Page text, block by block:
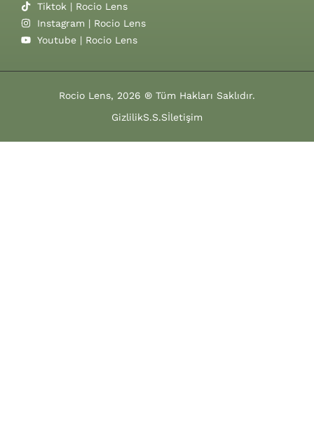
Tiktok | Rocio Lens
Instagram | Rocio Lens
Youtube | Rocio Lens
Rocio Lens, 2026 ® Tüm Hakları Saklıdır.
GizlilikS.S.Sİletişim